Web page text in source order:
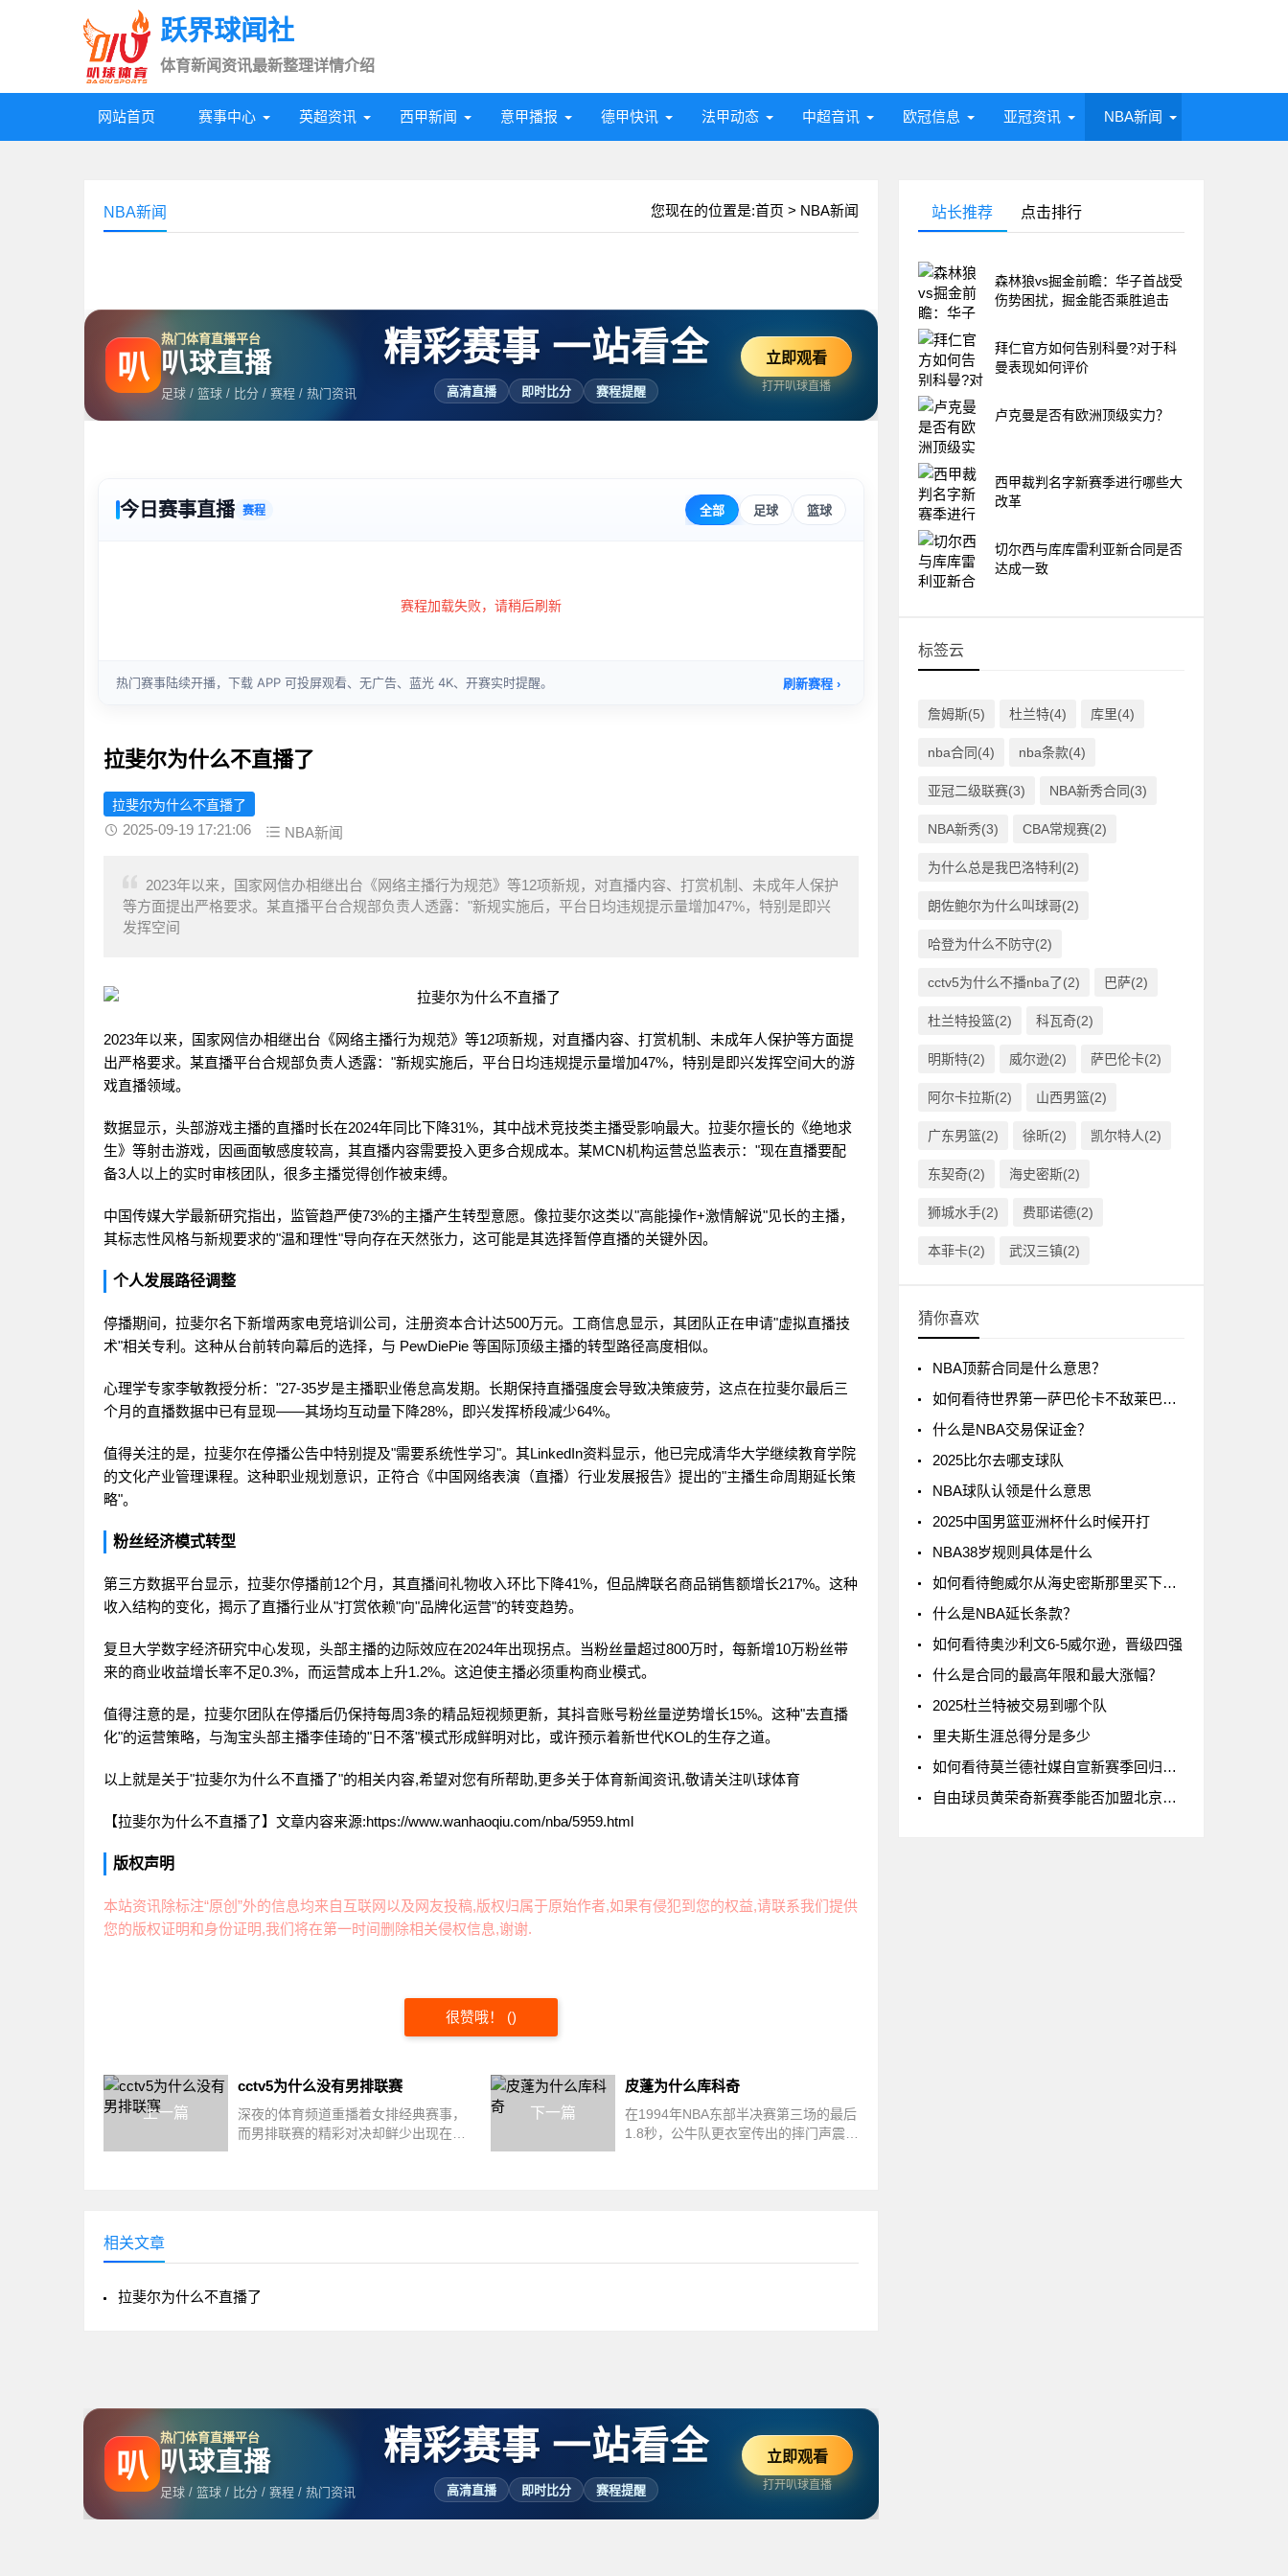
跃界球闻社
体育新闻资讯最新整理详情介绍
网站首页 赛事中心 英超资讯 西甲新闻 意甲播报 德甲快讯 法甲动态 中超音讯 欧冠信息 亚冠资讯 NBA新闻
您现在的位置是:首页 > NBA新闻
NBA新闻
叭
热门体育直播平台
叭球直播
足球 / 篮球 / 比分 / 赛程 / 热门资讯
精彩赛事 一站看全
高清直播 即时比分 赛程提醒
立即观看
打开叭球直播
拉斐尔为什么不直播了
拉斐尔为什么不直播了
2025-09-19 17:21:06 NBA新闻
2023年以来，国家网信办相继出台《网络主播行为规范》等12项新规，对直播内容、打赏机制、未成年人保护
等方面提出严格要求。某直播平台合规部负责人透露："新规实施后，平台日均违规提示量增加47%，特别是即兴
发挥空间
2023年以来，国家网信办相继出台《网络主播行为规范》等12项新规，对直播内容、打赏机制、未成年人保护等方面提
出严格要求。某直播平台合规部负责人透露："新规实施后，平台日均违规提示量增加47%，特别是即兴发挥空间大的游
戏直播领域。
数据显示，头部游戏主播的直播时长在2024年同比下降31%，其中战术竞技类主播受影响最大。拉斐尔擅长的《绝地求
生》等射击游戏，因画面敏感度较高，其直播内容需要投入更多合规成本。某MCN机构运营总监表示："现在直播要配
备3人以上的实时审核团队，很多主播觉得创作被束缚。
中国传媒大学最新研究指出，监管趋严使73%的主播产生转型意愿。像拉斐尔这类以"高能操作+激情解说"见长的主播，
其标志性风格与新规要求的"温和理性"导向存在天然张力，这可能是其选择暂停直播的关键外因。
个人发展路径调整
停播期间，拉斐尔名下新增两家电竞培训公司，注册资本合计达500万元。工商信息显示，其团队正在申请"虚拟直播技
术"相关专利。这种从台前转向幕后的选择，与 PewDiePie 等国际顶级主播的转型路径高度相似。
心理学专家李敏教授分析："27-35岁是主播职业倦怠高发期。长期保持直播强度会导致决策疲劳，这点在拉斐尔最后三
个月的直播数据中已有显现——其场均互动量下降28%，即兴发挥桥段减少64%。
值得关注的是，拉斐尔在停播公告中特别提及"需要系统性学习"。其LinkedIn资料显示，他已完成清华大学继续教育学院
的文化产业管理课程。这种职业规划意识，正符合《中国网络表演（直播）行业发展报告》提出的"主播生命周期延长策
略"。
粉丝经济模式转型
第三方数据平台显示，拉斐尔停播前12个月，其直播间礼物收入环比下降41%，但品牌联名商品销售额增长217%。这种
收入结构的变化，揭示了直播行业从"打赏依赖"向"品牌化运营"的转变趋势。
复旦大学数字经济研究中心发现，头部主播的边际效应在2024年出现拐点。当粉丝量超过800万时，每新增10万粉丝带
来的商业收益增长率不足0.3%，而运营成本上升1.2%。这迫使主播必须重构商业模式。
值得注意的是，拉斐尔团队在停播后仍保持每周3条的精品短视频更新，其抖音账号粉丝量逆势增长15%。这种"去直播
化"的运营策略，与淘宝头部主播李佳琦的"日不落"模式形成鲜明对比，或许预示着新世代KOL的生存之道。
以上就是关于"拉斐尔为什么不直播了"的相关内容,希望对您有所帮助,更多关于体育新闻资讯,敬请关注叭球体育
【拉斐尔为什么不直播了】文章内容来源:https://www.wanhaoqiu.com/nba/5959.html
版权声明
本站资讯除标注“原创”外的信息均来自互联网以及网友投稿,版权归属于原始作者,如果有侵犯到您的权益,请联系我们提供
您的版权证明和身份证明,我们将在第一时间删除相关侵权信息,谢谢.
很赞哦！ ()
上一篇
cctv5为什么没有男排联赛
深夜的体育频道重播着女排经典赛事，
而男排联赛的精彩对决却鲜少出现在央
下一篇
皮蓬为什么库科奇
在1994年NBA东部半决赛第三场的最后
1.8秒，公牛队更衣室传出的摔门声震动
相关文章
拉斐尔为什么不直播了
叭
热门体育直播平台
叭球直播
足球 / 篮球 / 比分 / 赛程 / 热门资讯
精彩赛事 一站看全
高清直播 即时比分 赛程提醒
立即观看
打开叭球直播
站长推荐 点击排行
森林狼vs掘金前瞻：华子首战受
伤势困扰，掘金能否乘胜追击
拜仁官方如何告别科曼?对于科
曼表现如何评价
卢克曼是否有欧洲顶级实力？
西甲裁判名字新赛季进行哪些大
改革
切尔西与库库雷利亚新合同是否
达成一致
标签云
詹姆斯(5) 杜兰特(4) 库里(4)
nba合同(4) nba条款(4)
亚冠二级联赛(3) NBA新秀合同(3)
NBA新秀(3) CBA常规赛(2)
为什么总是我巴洛特利(2)
朗佐鲍尔为什么叫球哥(2)
哈登为什么不防守(2)
cctv5为什么不播nba了(2) 巴萨(2)
杜兰特投篮(2) 科瓦奇(2)
明斯特(2) 威尔逊(2) 萨巴伦卡(2)
阿尔卡拉斯(2) 山西男篮(2)
广东男篮(2) 徐昕(2) 凯尔特人(2)
东契奇(2) 海史密斯(2)
狮城水手(2) 费耶诺德(2)
本菲卡(2) 武汉三镇(2)
猜你喜欢
NBA顶薪合同是什么意思？
如何看待世界第一萨巴伦卡不敌莱巴金娜?
什么是NBA交易保证金？
2025比尔去哪支球队
NBA球队认领是什么意思
2025中国男篮亚洲杯什么时候开打
NBA38岁规则具体是什么
如何看待鲍威尔从海史密斯那里买下了24号球衣
什么是NBA延长条款？
如何看待奥沙利文6-5威尔逊，晋级四强
什么是合同的最高年限和最大涨幅？
2025杜兰特被交易到哪个队
里夫斯生涯总得分是多少
如何看待莫兰德社媒自宣新赛季回归辽宁男篮
自由球员黄荣奇新赛季能否加盟北京男篮?